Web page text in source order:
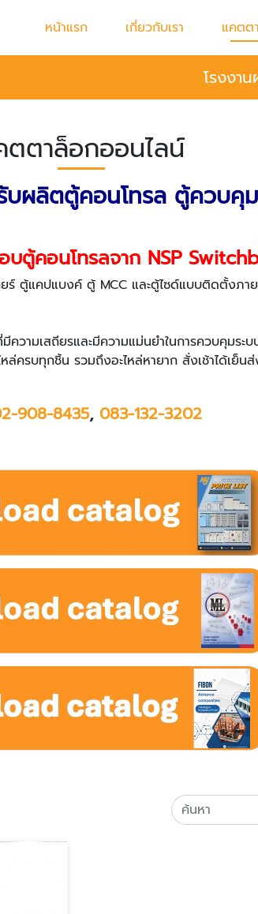
หน้าแรก เกี่ยวกับเรา แคตต
โรงงา
ตตาล็อกออนไลน์
บผลิตตู้คอนโทรล ตู้ควบคุ
บตู้คอนโทรลจาก NSP
ตู้แคปแบงค์ ตู้ MCC และตู้ไซด์แบบติดตั้งภา
ามเสถียรและมีความแม่นยำในการควบคุมระบ
ครบทุกชิ้น รวมถึงอะไหล่หายาก สั่งเช้าได้เย็
908-8435, 083-132-3202